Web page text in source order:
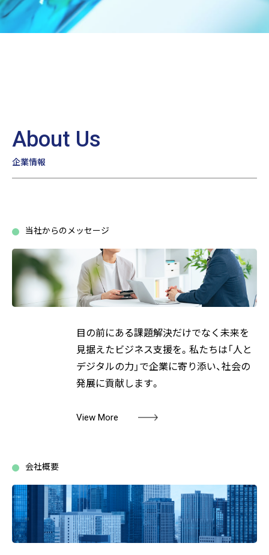
企業情報
About Us
当社からのメッセージ
目の前にある課題解決だけでなく未来を
見据えたビジネス支援を。私たちは「人と
デジタルの力」で企業に寄り添い、社会の
発展に貢献します。
View More
会社概要